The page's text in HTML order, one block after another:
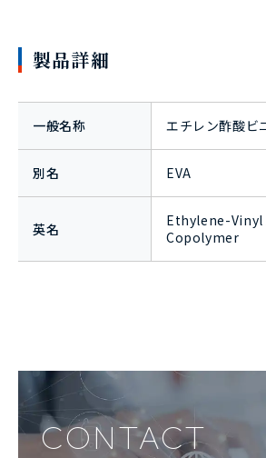
製品詳細
一般名称 エチレン酢酸ビ
別名 EVA
英名
Ethylene-Vinyl
Copolymer
CONTACT